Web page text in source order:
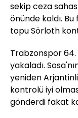
sekip ceza
önünde kaldı.
topu Sörloth
Trabzonspor
yakaladı.
yeniden Arjantinli
kontrolü iyi
gönderdi fakat